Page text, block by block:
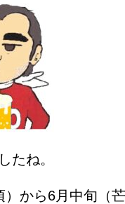
たね。
から6月中旬（